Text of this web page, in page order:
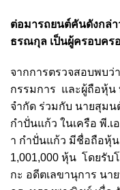
ต่อมารถยนต์คันดังกล่า
ธรณกุล เป็นผู้ครอบคร
จากการตรวจสอบพบว่
กรรมการ และผู้ถือหุ้น
จำกัด ร่วมกับ นายสุมน
กำปั่นแก้ว ในเครือ พี.เ
า กำปั่นแก้ว มีชื่อถือหุ้
1,001,000 หุ้น โดยรั
กะ อดีตเลขานุการ นา